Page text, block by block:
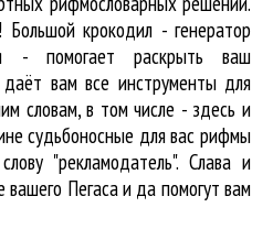
крокодил - генератор
- помогает раскрыть ваш
вам все инструменты для
словам, в том числе - здесь и
судьбоносные для вас рифмы
"рекламодатель". Слава и
Пегаса и да помогут вам